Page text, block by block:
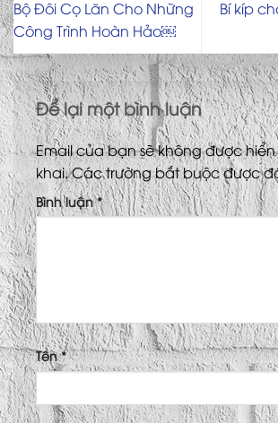
Bộ Đôi Cọ Lăn Cho Những
Công Trình Hoàn Hảo￼
Bí kíp
Để lại một bình luận
Email của bạn sẽ không được
khai.Các trường bắt buộc được
Bình luận*
Tên*